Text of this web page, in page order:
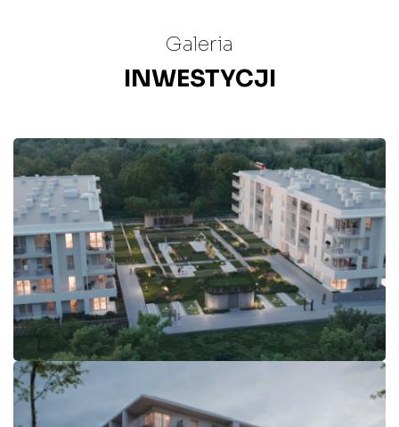
Galeria
INWESTYCJI